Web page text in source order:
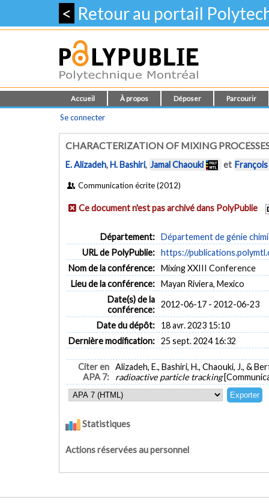
< Retour au portail
Accueil À propos Déposer Parcourir
Se connecter
CHARACTERIZATION OF MIXING
E. Alizadeh,H. Bashiri, Jamal Chaouki et
Communication écrite (2012)
Ce document n'est pas archivé dans PolyPublie
Département: Département de génie
URL de PolyPublie: https://
Nom de la conférence: Mixing XXIII Conference
Lieu de la conférence: Mayan Riviera, Mexico
Date(s) de la
conférence:
2012-06-17 - 2012-06-23
Date du dépôt:
18 avr. 2023 15:10
Dernière modification: 25 sept. 2024 16:32
Citer en
APA 7:
Alizadeh, E., Bashiri, H., Chaouki, J., &
radioactive particle tracking
Statistiques
Actions réservées au personnel